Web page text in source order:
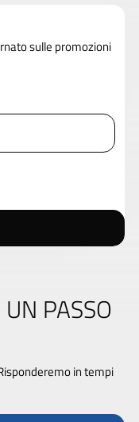
sulle promozioni
PASSO
in tempi